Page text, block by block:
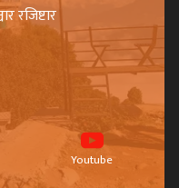
रजिष्टार
Youtube